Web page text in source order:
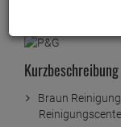
Kurzbeschreibung
Braun